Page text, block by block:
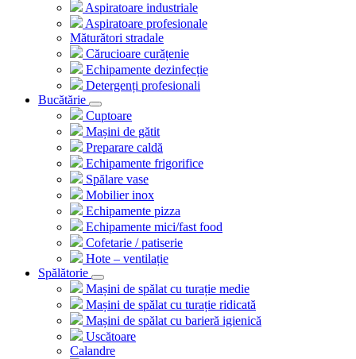
Aspiratoare industriale
Aspiratoare profesionale
Măturători stradale
Cărucioare curățenie
Echipamente dezinfecție
Detergenți profesionali
Bucătărie
Cuptoare
Mașini de gătit
Preparare caldă
Echipamente frigorifice
Spălare vase
Mobilier inox
Echipamente pizza
Echipamente mici/fast food
Cofetarie / patiserie
Hote – ventilație
Spălătorie
Mașini de spălat cu turație medie
Mașini de spălat cu turație ridicată
Mașini de spălat cu barieră igienică
Uscătoare
Calandre